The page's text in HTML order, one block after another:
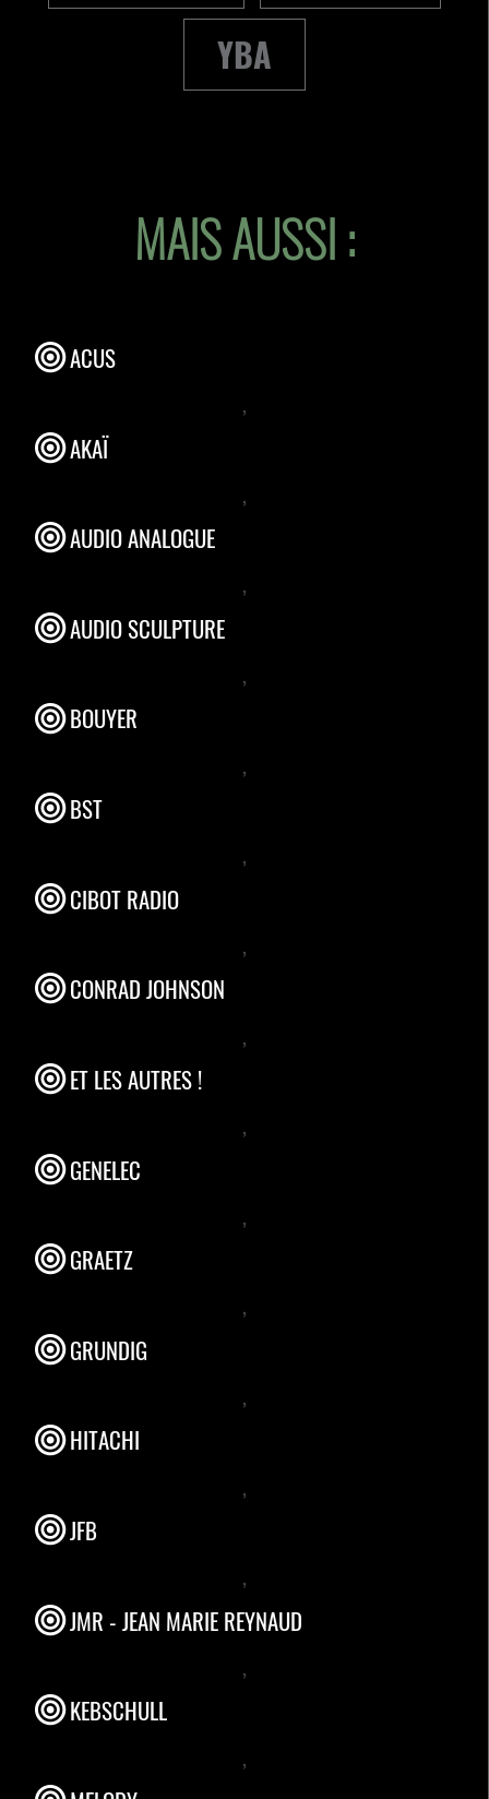
YBA
MAIS AUSSI :
ACUS
,
AKAÏ
,
AUDIO ANALOGUE
,
AUDIO SCULPTURE
,
BOUYER
,
BST
,
CIBOT RADIO
,
CONRAD JOHNSON
,
ET LES AUTRES !
,
GENELEC
,
GRAETZ
,
GRUNDIG
,
HITACHI
,
JFB
,
JMR - JEAN MARIE REYNAUD
,
KEBSCHULL
,